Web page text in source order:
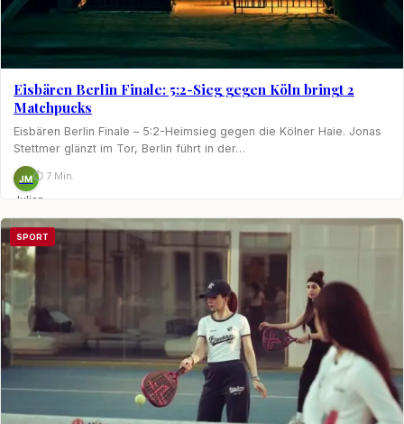
Eisbären Berlin Finale: 5:2-Sieg gegen Köln bringt 2
Matchpucks
Eisbären Berlin Finale – 5:2-Heimsieg gegen die Kölner Haie. Jonas
Stettmer glänzt im Tor, Berlin führt in der…
JM
Julian
Möhring
⏱ 7 Min.
SPORT